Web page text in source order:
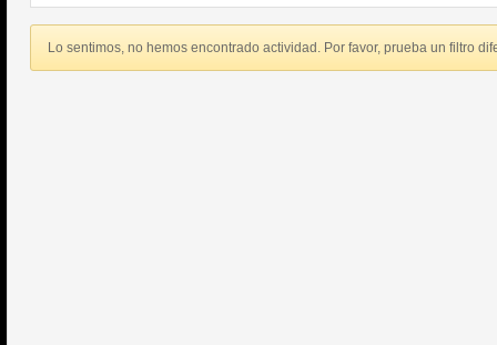
Lo sentimos, no hemos encontrado actividad. Por favor, prueba un filtro